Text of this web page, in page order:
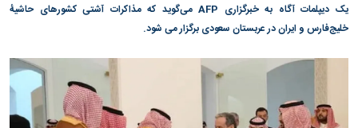
یک دیپلمات آگاه به خبرگزاری AFP می‌گوید که مذاکرات آشتی کشورهای حاشیهٔ
خلیج‌فارس و ایران در عربستان سعودی برگزار می شود.